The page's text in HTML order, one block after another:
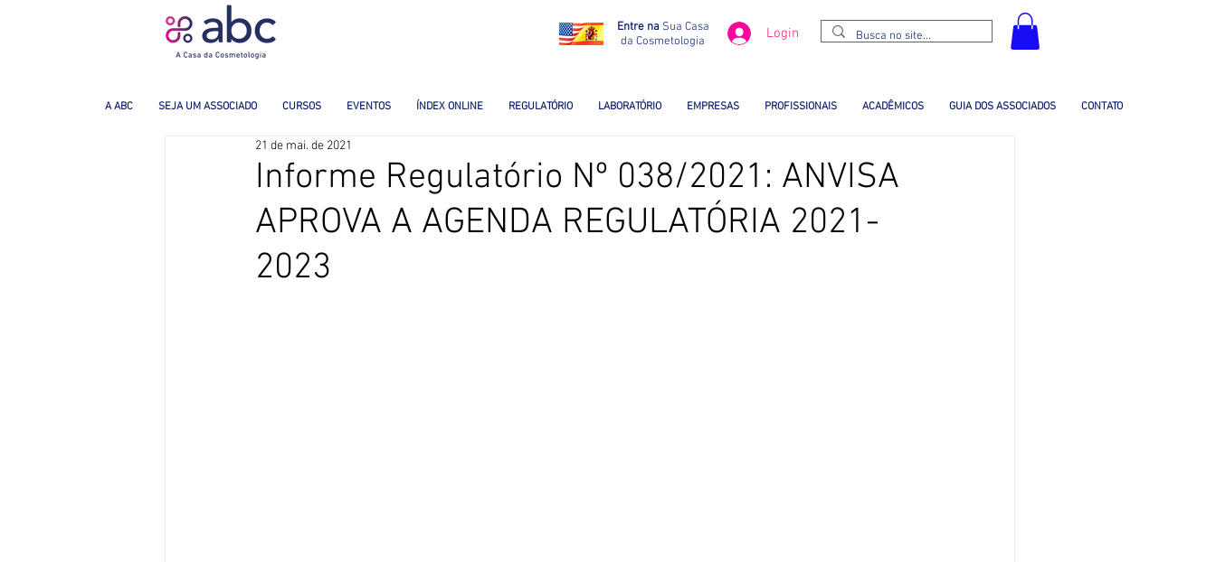
Entre na Sua Casa
da Cosmetologia
Login
A ABC SEJA UM ASSOCIADO CURSOS EVENTOS ÍNDEX ONLINE REGULATÓRIO LABORATÓRIO EMPRESAS PROFISSIONAIS ACADÊMICOS GUIA DOS ASSOCIADOS CONTATO
Informe Regulatório Nº 038/2021: ANVISA
APROVA A AGENDA REGULATÓRIA 2021-
2023
21 de mai. de 2021